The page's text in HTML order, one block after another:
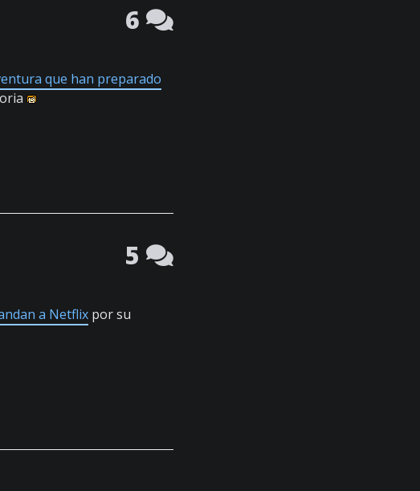
6
que han preparado
5
a Netflix por su